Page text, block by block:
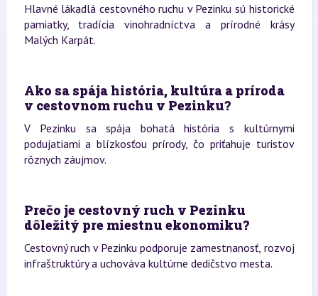
Hlavné lákadlá cestovného ruchu v Pezinku sú historické
pamiatky, tradícia vinohradníctva a prírodné krásy
Malých Karpát.
Ako sa spája história, kultúra a príroda
v cestovnom ruchu v Pezinku?
V Pezinku sa spája bohatá história s kultúrnymi
podujatiami a blízkosťou prírody, čo priťahuje turistov
rôznych záujmov.
Prečo je cestovný ruch v Pezinku
dôležitý pre miestnu ekonomiku?
Cestovný ruch v Pezinku podporuje zamestnanosť, rozvoj
infraštruktúry a uchováva kultúrne dedičstvo mesta.